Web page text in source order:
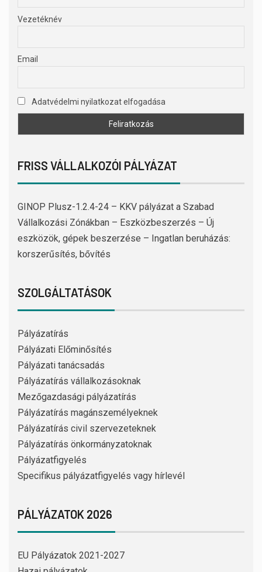
Vezetéknév
Email
Adatvédelmi nyilatkozat elfogadása
FRISS VÁLLALKOZÓI PÁLYÁZAT
GINOP Plusz-1.2.4-24 – KKV pályázat a Szabad
Vállalkozási Zónákban – Eszközbeszerzés – Új
eszközök, gépek beszerzése – Ingatlan beruházás:
korszerűsítés, bővítés
SZOLGÁLTATÁSOK
Pályázatírás
Pályázati Előminősítés
Pályázati tanácsadás
Pályázatírás vállalkozásoknak
Mezőgazdasági pályázatírás
Pályázatírás magánszemélyeknek
Pályázatírás civil szervezeteknek
Pályázatírás önkormányzatoknak
Pályázatfigyelés
Specifikus pályázatfigyelés vagy hírlevél
PÁLYÁZATOK 2026
EU Pályázatok 2021-2027